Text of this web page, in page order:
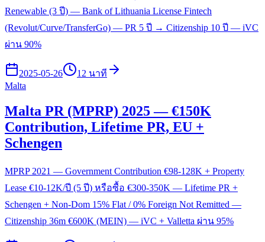
Renewable (3 ปี) — Bank of Lithuania License Fintech
(Revolut/Curve/TransferGo) — PR 5 ปี → Citizenship 10 ปี — iVC
ผ่าน 90%
2025-05-26
12 นาที
Malta
Malta PR (MPRP) 2025 — €150K
Contribution, Lifetime PR, EU +
Schengen
MPRP 2021 — Government Contribution €98-128K + Property
Lease €10-12K/ปี (5 ปี) หรือซื้อ €300-350K — Lifetime PR +
Schengen + Non-Dom 15% Flat / 0% Foreign Not Remitted —
Citizenship 36m €600K (MEIN) — iVC + Valletta ผ่าน 95%